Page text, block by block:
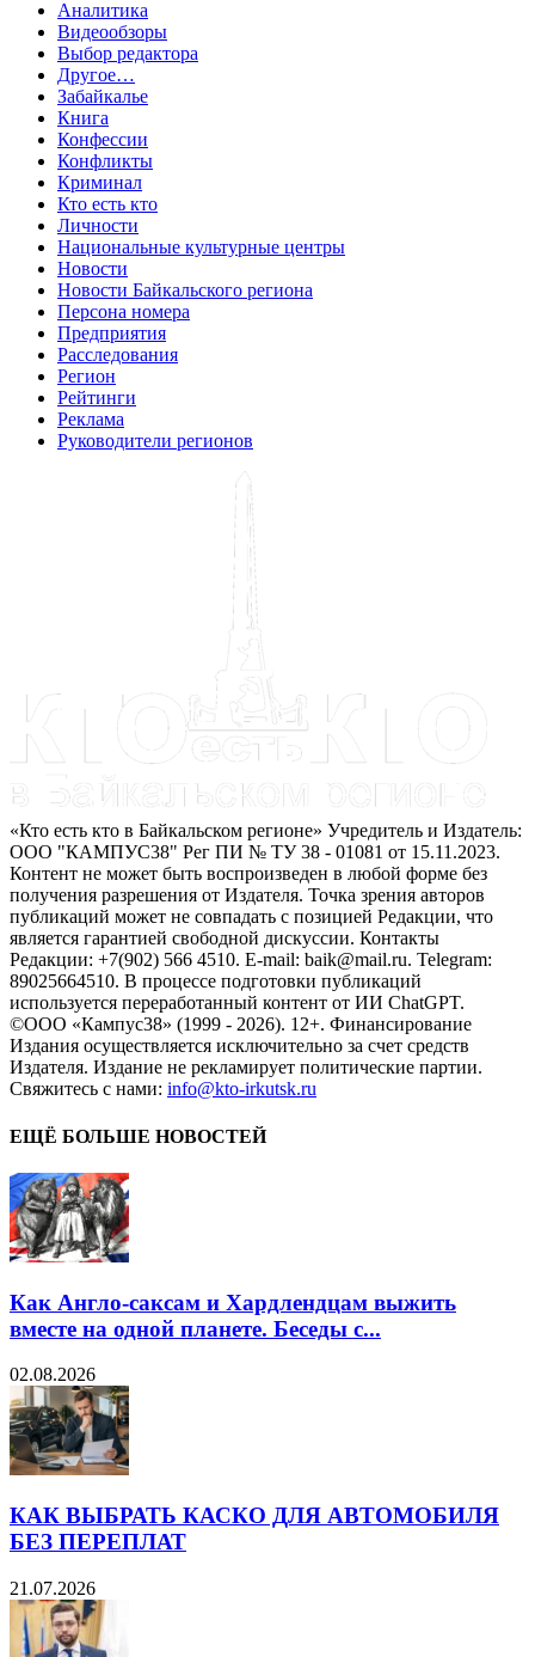
Аналитика
Видеообзоры
Выбор редактора
Другое…
Забайкалье
Книга
Конфессии
Конфликты
Криминал
Кто есть кто
Личности
Национальные культурные центры
Новости
Новости Байкальского региона
Персона номера
Предприятия
Расследования
Регион
Рейтинги
Реклама
Руководители регионов
«Кто есть кто в Байкальском регионе» Учредитель и Издатель:
ООО "КАМПУС38" Рег ПИ № ТУ 38 - 01081 от 15.11.2023.
Контент не может быть воспроизведен в любой форме без
получения разрешения от Издателя. Точка зрения авторов
публикаций может не совпадать с позицией Редакции, что
является гарантией свободной дискуссии. Контакты
Редакции: +7(902) 566 4510. E-mail: baik@mail.ru. Telegram:
89025664510. В процессе подготовки публикаций
используется переработанный контент от ИИ ChatGPT.
©ООО «Кампус38» (1999 - 2026). 12+. Финансирование
Издания осуществляется исключительно за счет средств
Издателя. Издание не рекламирует политические партии.
Свяжитесь с нами: info@kto-irkutsk.ru
ЕЩЁ БОЛЬШЕ НОВОСТЕЙ
Как Англо-саксам и Хардлендцам выжить
вместе на одной планете. Беседы с...
02.08.2026
КАК ВЫБРАТЬ КАСКО ДЛЯ АВТОМОБИЛЯ
БЕЗ ПЕРЕПЛАТ
21.07.2026